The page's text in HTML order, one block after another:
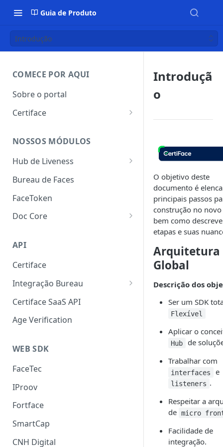
Guia de Produto
Introdução
COMECE POR AQUI
Sobre o portal
Certiface
Certiface AT
NOSSOS MÓDULOS
Hub de Liveness
Liveness Ativo
Liveness Passivo
Liveness Híbrido
Bureau de Faces
FaceToken
Doc Core
OCR
FaceMatch
Autenticação de Docs
API
Certiface
Integração Bureau
Consulta por Aderência
Certiface Risk Detection
Certiface SaaS API
Age Verification
WEB SDK
FaceTec
IProov
Fortface
SmartCap
CNH Digital
Introduçã
o
O objetivo deste
documento é
principais passos
construção no novo
bem como
etapas e suas
Arquitetura
Global
Descrição dos
Ser um SDK
Flexível
Aplicar o
Hub
de
Trabalhar com
interfaces e
listeners ​.
Respeitar a
de micro
Facilidade de
integração​.